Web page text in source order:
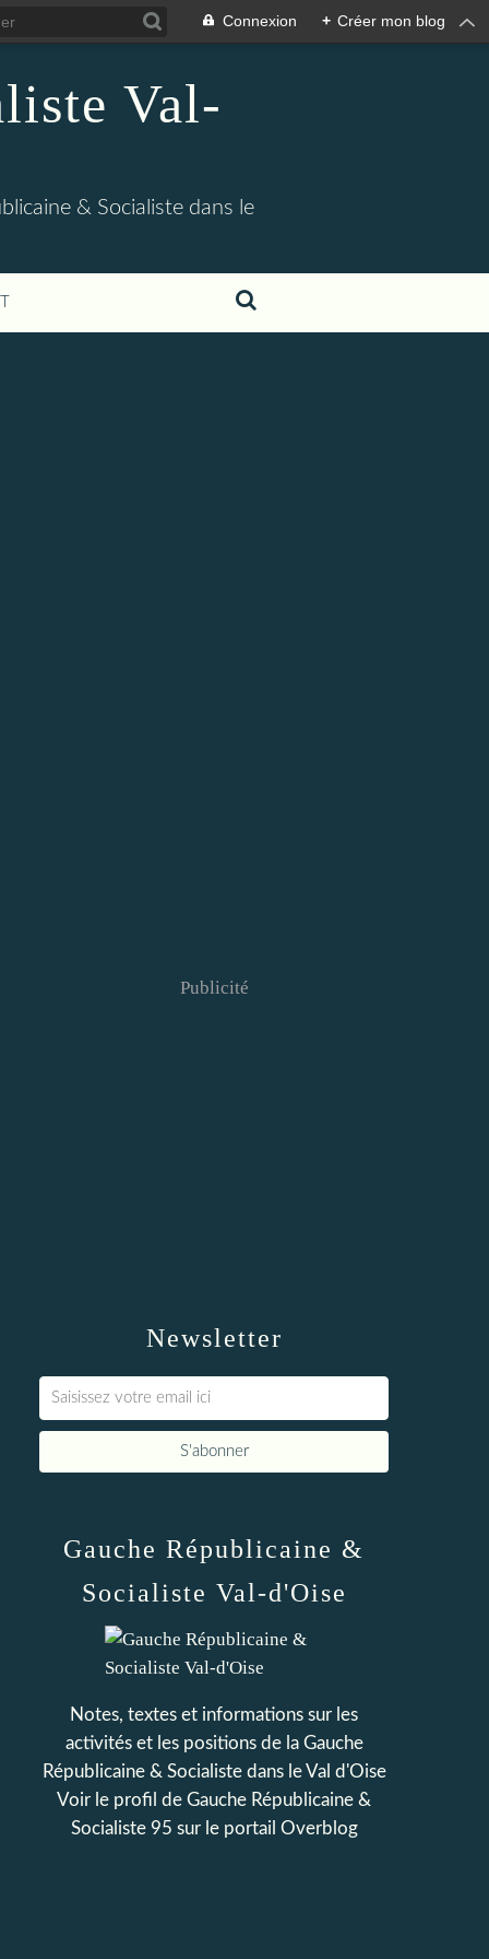
Connexion + Créer mon blog
Val-
& Socialiste dans le
Newsletter
Publicité
Gauche Républicaine &
Socialiste Val-d'Oise
Notes, textes et informations sur les
activités et les positions de la Gauche
Républicaine & Socialiste dans le Val d'Oise
Voir le profil de Gauche Républicaine &
Socialiste 95 sur le portail Overblog